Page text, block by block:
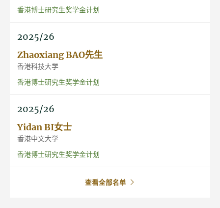
香港博士研究生奖学金计划
2025/26
Zhaoxiang BAO先生
香港科技大学
香港博士研究生奖学金计划
2025/26
Yidan BI女士
香港中文大学
香港博士研究生奖学金计划
查看全部名单